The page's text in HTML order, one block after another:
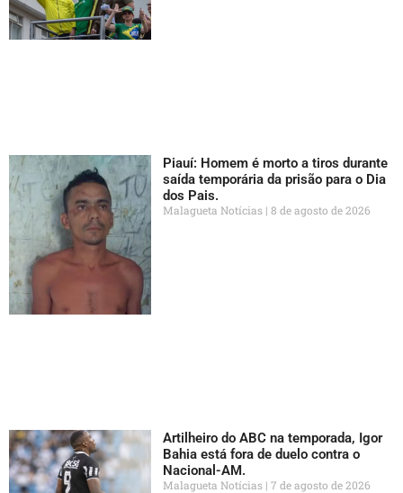
Piauí: Homem é morto a tiros durante
saída temporária da prisão para o Dia
dos Pais.
Malagueta Notícias 8 de agosto de 2026
Artilheiro do ABC na temporada, Igor
Bahia está fora de duelo contra o
Nacional-AM.
Malagueta Notícias 7 de agosto de 2026